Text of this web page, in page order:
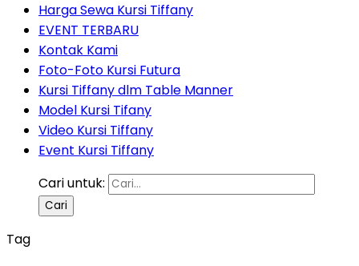
Harga Sewa Kursi Tiffany
EVENT TERBARU
Kontak Kami
Foto-Foto Kursi Futura
Kursi Tiffany dlm Table Manner
Model Kursi Tifany
Video Kursi Tiffany
Event Kursi Tiffany
Cari untuk:
Tag